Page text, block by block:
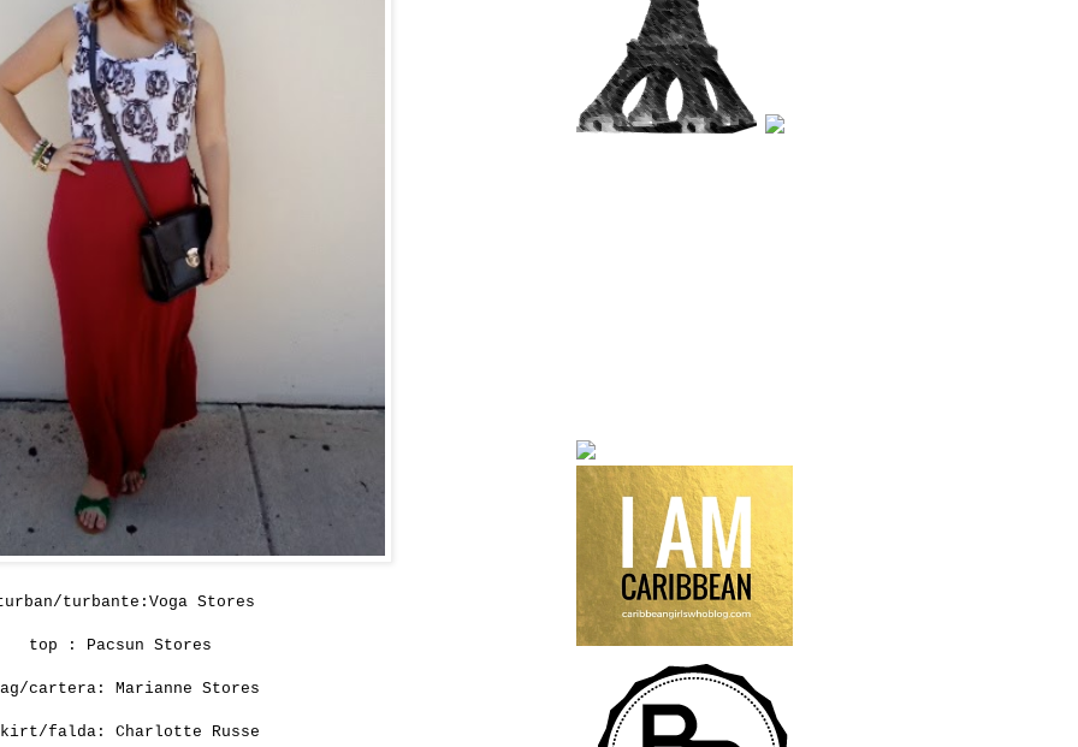
turbante:Voga Stores
top : Pacsun Stores
cartera: Marianne Stores
falda: Charlotte Russe